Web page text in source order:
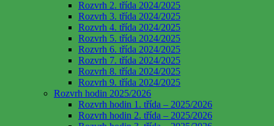
Rozvrh 2. třída 2024/2025
Rozvrh 3. třída 2024/2025
Rozvrh 4. třída 2024/2025
Rozvrh 5. třída 2024/2025
Rozvrh 6. třída 2024/2025
Rozvrh 7. třída 2024/2025
Rozvrh 8. třída 2024/2025
Rozvrh 9. třída 2024/2025
Rozvrh hodin 2025/2026
Rozvrh hodin 1. třída – 2025/2026
Rozvrh hodin 2. třída – 2025/2026